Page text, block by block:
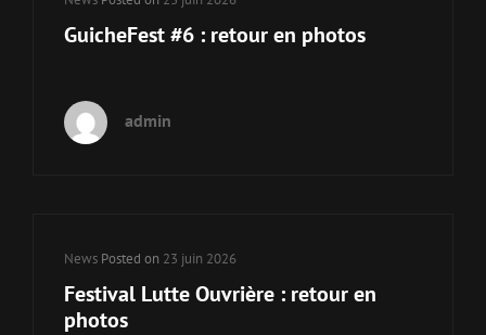
Links
GuicheFest #6 : retour en photos
admin
Cat
Links
News Posted on 23 juin 2026
Festival Lutte Ouvrière : retour en
photos